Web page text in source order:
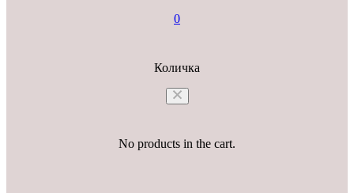
0
Количка
No products in the cart.